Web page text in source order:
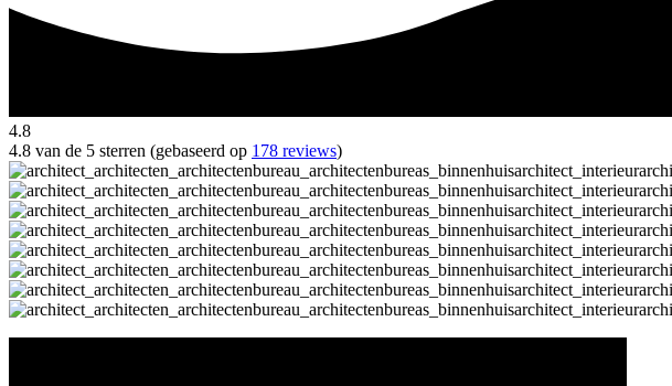
4.8
4.8 van de 5 sterren (gebaseerd op 178 reviews)